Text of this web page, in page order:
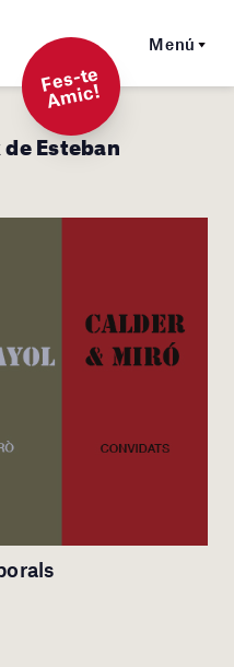
Menú
F
es-t
e
A
mi
c!
Esteban